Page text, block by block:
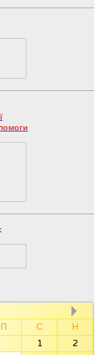
П С
Н
1
2